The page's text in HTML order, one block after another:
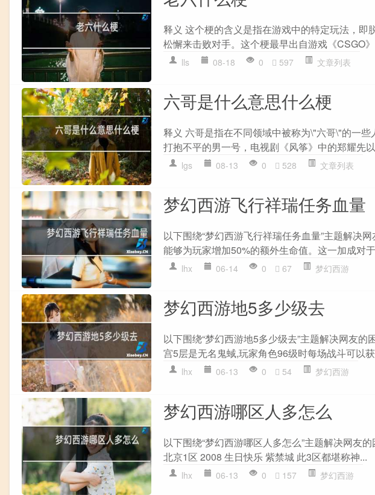
释义 这个梗的含义是指在游戏中的特定玩法，
松懈来击败对手。这个梗最早出自游戏《CSGO
lls 08-18 0 597 文章列表
六哥是什么意思什么梗
释义 六哥是指在不同领域中被称为\"六哥\"的一
打抱不平的男一号，电视剧《风筝》中的郑耀先
lgs 08-13 0 528 文章列表
梦幻西游飞行祥瑞任务血量
以下围绕“梦幻西游飞行祥瑞任务血量”主题解决
能够为玩家增加50%的额外生命值。这一加成对
lhx 06-14 0 67 梦幻西游
梦幻西游地5多少级去
以下围绕“梦幻西游地5多少级去”主题解决网友
宫5层是无名鬼蜮,玩家角色96级时每场战斗可以
lhx 06-13 0 54 梦幻西游
梦幻西游哪区人多怎么
以下围绕“梦幻西游哪区人多怎么”主题解决网友
北京1区 2008 生日快乐 紫禁城 此3区都堪称神...
lhx 06-13 0 157 梦幻西游